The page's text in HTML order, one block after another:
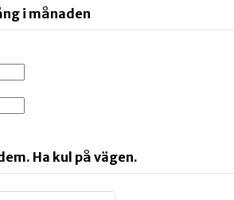
i månaden
Ha kul på vägen.